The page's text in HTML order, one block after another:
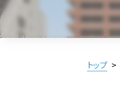
トップ >